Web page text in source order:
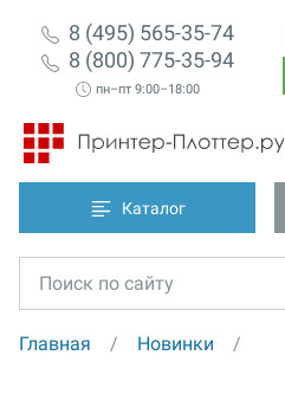
8 (495) 565-35-74
8 (800) 775-35-94
пн–пт 9:00–18:00
Каталог
Главная Новинки